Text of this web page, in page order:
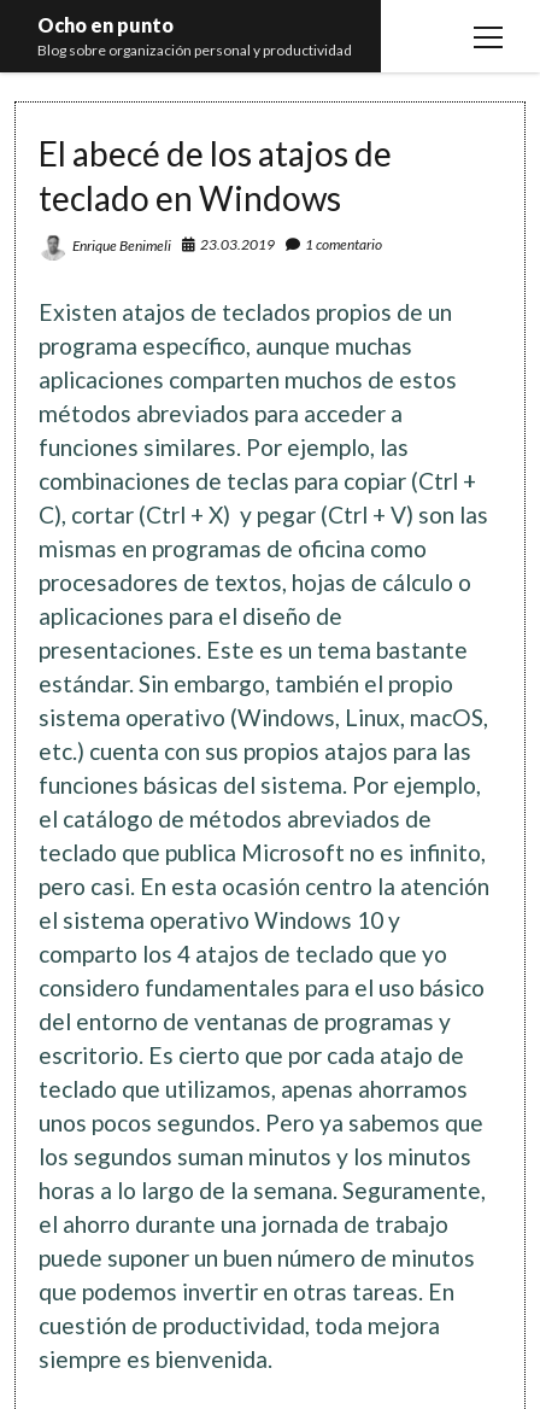
Ocho en punto
Blog sobre organización personal y productividad
open
Libros
Recomendaciones
El abecé de los atajos de
teclado en Windows
Enrique Benimeli 23.03.2019 1 comentario
Existen atajos de teclados propios de un
programa específico, aunque muchas
aplicaciones comparten muchos de estos
métodos abreviados para acceder a
funciones similares. Por ejemplo, las
combinaciones de teclas para copiar (Ctrl +
C), cortar (Ctrl + X) y pegar (Ctrl + V) son las
mismas en programas de oficina como
procesadores de textos, hojas de cálculo o
aplicaciones para el diseño de
presentaciones. Este es un tema bastante
estándar. Sin embargo, también el propio
sistema operativo (Windows, Linux, macOS,
etc.) cuenta con sus propios atajos para las
funciones básicas del sistema. Por ejemplo,
el catálogo de métodos abreviados de
teclado que publica Microsoft no es infinito,
pero casi. En esta ocasión centro la atención
el sistema operativo Windows 10 y
comparto los 4 atajos de teclado que yo
considero fundamentales para el uso básico
del entorno de ventanas de programas y
escritorio. Es cierto que por cada atajo de
teclado que utilizamos, apenas ahorramos
unos pocos segundos. Pero ya sabemos que
los segundos suman minutos y los minutos
horas a lo largo de la semana. Seguramente,
el ahorro durante una jornada de trabajo
puede suponer un buen número de minutos
que podemos invertir en otras tareas. En
cuestión de productividad, toda mejora
siempre es bienvenida.